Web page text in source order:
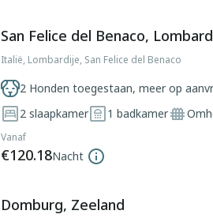
San Felice del Benaco,
Italië, Lombardije, San Felice del Benaco
2 Honden toegestaan, meer op
2 slaapkamer 1 badkamer
Vanaf
€120.18Nacht
Domburg, Zeeland